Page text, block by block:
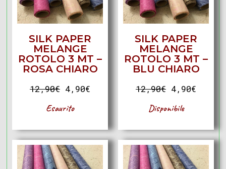
SILK PAPER
MELANGE
ROTOLO 3 MT –
ROSA CHIARO
12,90€ 4,90€
Esaurito
SILK PAPER
MELANGE
ROTOLO 3 MT –
BLU CHIARO
12,90€ 4,90€
Disponibile